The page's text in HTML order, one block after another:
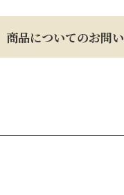
商品についてのお問